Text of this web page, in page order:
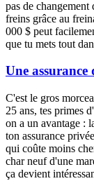
pas de
freins grâce au
000 $ peut
que tu mets tout
Une
C'est le gros
25 ans, tes primes
on a un avantage :
ton assurance
qui coûte moins
char neuf d'une
ça devient